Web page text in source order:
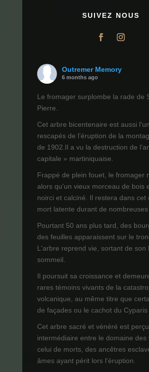
SUIVEZ NOUS
Outremer Memory
6 months ago
Le fromager surplombe la rade de
Pierre.
Cet arbre bicentenaire est aussi
rescapés de l’éruption de la
de 1902.Il a vu la destruction de
capitale » martiniquaise.
Frappé de plein fouet, le fromager
alors qu'un vieux morceau de bois
noirci et calciné. Il restera dans cet
mort latente durant de nombreuses
Pourtant 50 ans plus tard, des
des feuilles apparaissent sur le
L'arbre reprend vie, sortant de son
sommeil.
Il poursuit sa croissance et
rares témoins vivants de la
volcanique, au même titre que
de façades ou le cachot du Cyparis
Cet arbre sacré et vénéré est
intermédiaire entre le domaine des
celui de morts, des ancêtres
âmes ayant périt lors l'éruption.